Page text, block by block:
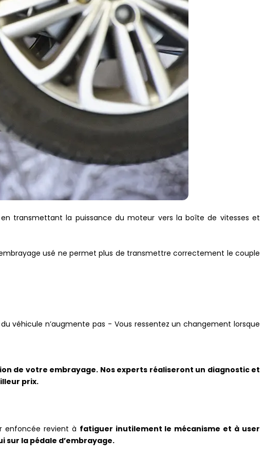
transmettant la puissance du moteur vers la boîte de vitesses et
usé ne permet plus de transmettre correctement le couple
véhicule n’augmente pas - Vous ressentez un changement lorsque
de votre embrayage. Nos experts réaliseront un diagnostic et
prix.
enfoncée revient à fatiguer inutilement le mécanisme et à user
sur la pédale d’embrayage.